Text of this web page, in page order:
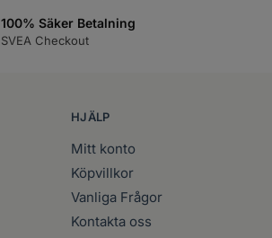
100% Säker Betalning
SVEA Checkout
HJÄLP
Mitt konto
Köpvillkor
Vanliga Frågor
Kontakta oss